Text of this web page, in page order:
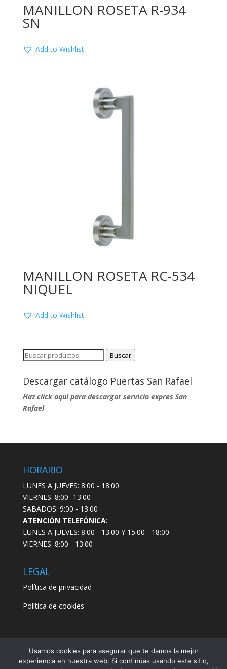
MANILLON ROSETA R-934
SN
Add to Wishlist
MANILLON ROSETA RC-534
NIQUEL
Add to Wishlist
Buscar
Buscar
Descargar catálogo Puertas San Rafael
Haz click aquí para descargar servicio expres San
Rafael
HORARIO
LUNES A JUEVES: 8:00 - 18:00
VIERNES: 8:00 -13:00
SABADOS: 9:00 - 13:00
ATENCIÓN TELEFÓNICA:
LUNES A JUEVES: 8:00 - 13:00 Y 15:00 - 18:00
VIERNES: 8:00 - 13:00
LEGAL
Política de privacidad
Política de cookies
Usamos cookies para asegurar que te damos la mejor
experiencia en nuestra web. Si continúas usando este sitio,